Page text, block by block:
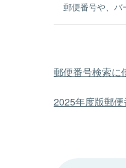
郵便番号や、バ
郵便番号検索に
2025年度版郵